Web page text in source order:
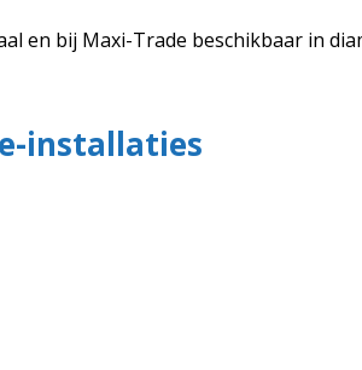
en bij Maxi-Trade beschikbaar in
installaties